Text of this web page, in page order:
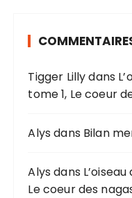
e
p
u
:
Tigger Lillydans
tome 1, Le coeur
Alys dans Bilan
Alys dans
Le coeur des